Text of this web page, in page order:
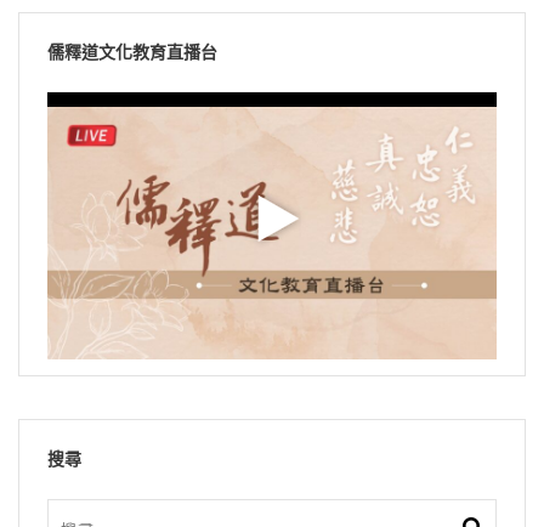
儒釋道文化教育直播台
搜尋